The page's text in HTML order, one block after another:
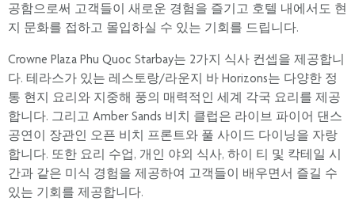
공함으로써 고객들이 새로운 경험을 즐기고 호텔 내에서도 현
지 문화를 접하고 몰입하실 수 있는 기회를 드립니다.
Crowne Plaza Phu Quoc Starbay는 2가지 식사 컨셉을 제공합니
다. 테라스가 있는 레스토랑/라운지 바 Horizons는 다양한 정
통 현지 요리와 지중해 풍의 매력적인 세계 각국 요리를 제공
합니다. 그리고 Amber Sands 비치 클럽은 라이브 파이어 댄스
공연이 장관인 오픈 비치 프론트와 풀 사이드 다이닝을 자랑
합니다. 또한 요리 수업, 개인 야외 식사, 하이 티 및 칵테일 시
간과 같은 미식 경험을 제공하여 고객들이 배우면서 즐길 수
있는 기회를 제공합니다.